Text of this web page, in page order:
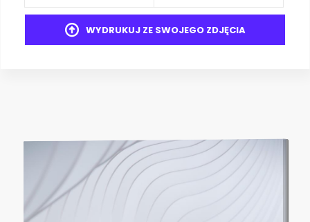
WYDRUKUJ ZE SWOJEGO ZDJĘCIA